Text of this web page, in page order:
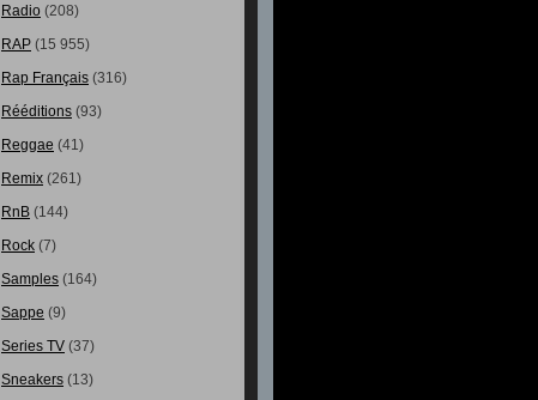
Radio (208)
RAP (15 955)
Rap Français (316)
Rééditions (93)
Reggae (41)
Remix (261)
RnB (144)
Rock (7)
Samples (164)
Sappe (9)
Series TV (37)
Sneakers (13)